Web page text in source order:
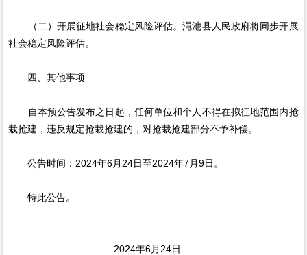
（二）开展征地社会稳定风险评估。渑池县人民政府将同步开展
社会稳定风险评估。
四、其他事项
自本预公告发布之日起，任何单位和个人不得在拟征地范围内抢
栽抢建，违反规定抢栽抢建的，对抢栽抢建部分不予补偿。
公告时间：2024年6月24日至2024年7月9日。
特此公告。
2024年6月24日